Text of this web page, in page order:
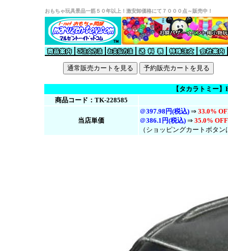
おもちゃ玩具景品一筋５０年以上！激安卸価格にて７０００点～販売中！
【タカラトミー
商品コード：TK-228585
当店単価
＠397.98円(税込) ⇒ 33.0%
＠386.1円(税込) ⇒ 35.0%
（ショッピングカートボタ